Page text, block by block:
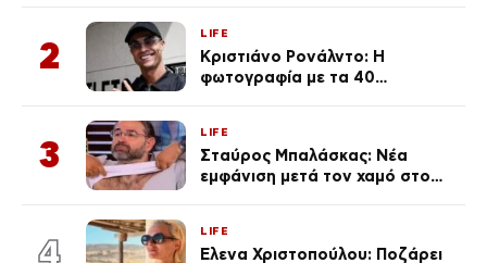
2
LIFE
Κριστιάνο Ρονάλντο: Η
φωτογραφία με τα 40
εκ. likes
3
LIFE
Σταύρος Μπαλάσκας: Νέα
εμφάνιση μετά τον χαμό στο
4
LIFE
Έλενα Χριστοπούλου: Ποζάρει